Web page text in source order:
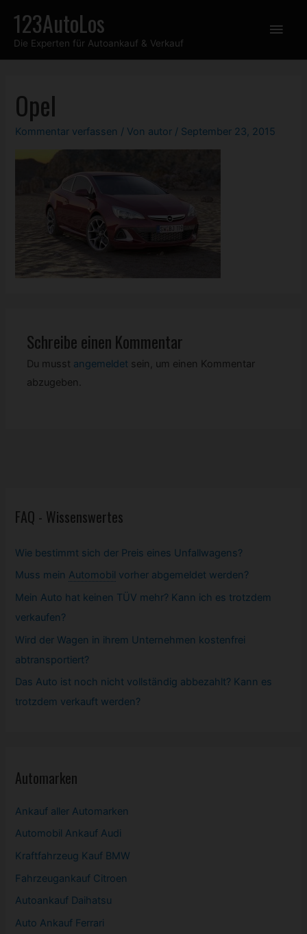
Inhalt
springen
123AutoLos
Die Experten für Autoankauf & Verkauf
Opel
Kommentar verfassen / Von autor / September 23, 2015
Schreibe einen Kommentar
Du musst angemeldet sein, um einen Kommentar
abzugeben.
FAQ - Wissenswertes
Wie bestimmt sich der Preis eines Unfallwagens?
Muss mein Automobil vorher abgemeldet werden?
Mein Auto hat keinen TÜV mehr? Kann ich es trotzdem
verkaufen?
Wird der Wagen in ihrem Unternehmen kostenfrei
abtransportiert?
Das Auto ist noch nicht vollständig abbezahlt? Kann es
trotzdem verkauft werden?
Automarken
Ankauf aller Automarken
Automobil Ankauf Audi
Kraftfahrzeug Kauf BMW
Fahrzeugankauf Citroen
Autoankauf Daihatsu
Auto Ankauf Ferrari